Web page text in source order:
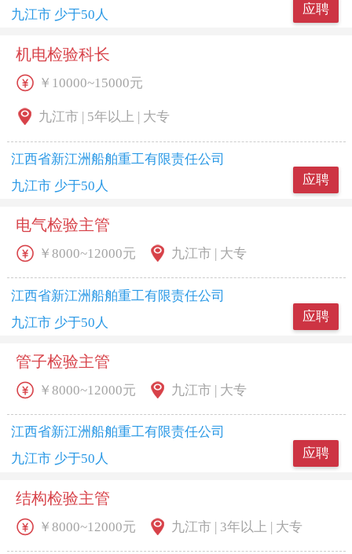
应聘
九江市 少于50人
机电检验科长
应聘
￥10000~15000元
九江市 | 5年以上 | 大专
江西省新江洲船舶重工有限责任公司
九江市 少于50人
电气检验主管
应聘
￥8000~12000元 九江市 | 大专
江西省新江洲船舶重工有限责任公司
九江市 少于50人
管子检验主管
应聘
￥8000~12000元 九江市 | 大专
江西省新江洲船舶重工有限责任公司
九江市 少于50人
结构检验主管
￥8000~12000元 九江市 | 3年以上 | 大专